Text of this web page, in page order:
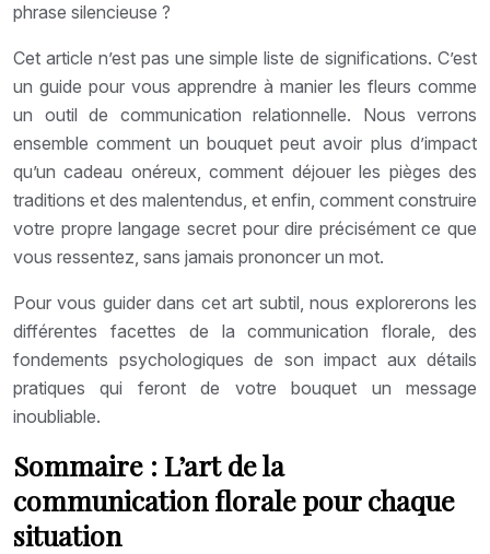
phrase silencieuse ?
Cet article n’est pas une simple liste de significations. C’est
un guide pour vous apprendre à manier les fleurs comme
un outil de communication relationnelle. Nous verrons
ensemble comment un bouquet peut avoir plus d’impact
qu’un cadeau onéreux, comment déjouer les pièges des
traditions et des malentendus, et enfin, comment construire
votre propre langage secret pour dire précisément ce que
vous ressentez, sans jamais prononcer un mot.
Pour vous guider dans cet art subtil, nous explorerons les
différentes facettes de la communication florale, des
fondements psychologiques de son impact aux détails
pratiques qui feront de votre bouquet un message
inoubliable.
Sommaire : L’art de la
communication florale pour chaque
situation